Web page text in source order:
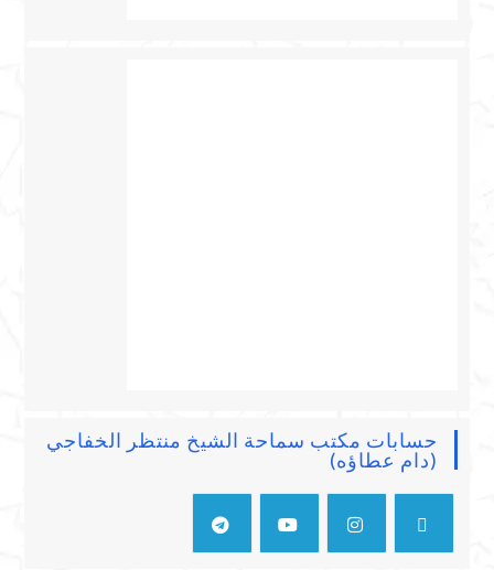
حسابات مكتب سماحة الشيخ منتظر الخفاجي
(دام عطاؤه)